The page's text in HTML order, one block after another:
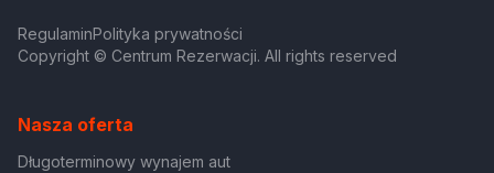
Copyright © Centrum Rezerwacji. All rights reserved
RegulaminPolityka prywatności
Nasza oferta
Długoterminowy wynajem aut